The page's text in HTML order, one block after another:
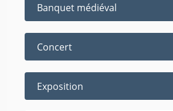
Banquet médiéval
Concert
Exposition